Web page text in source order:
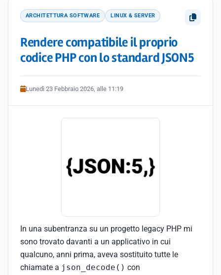
ARCHITETTURA SOFTWARE LINUX & SERVER
Rendere compatibile il proprio
codice PHP con lo standard JSON5
Lunedì 23 Febbraio 2026, alle 11:19
In una subentranza su un progetto legacy PHP mi
sono trovato davanti a un applicativo in cui
qualcuno, anni prima, aveva sostituito tutte le
chiamate a json_decode() con